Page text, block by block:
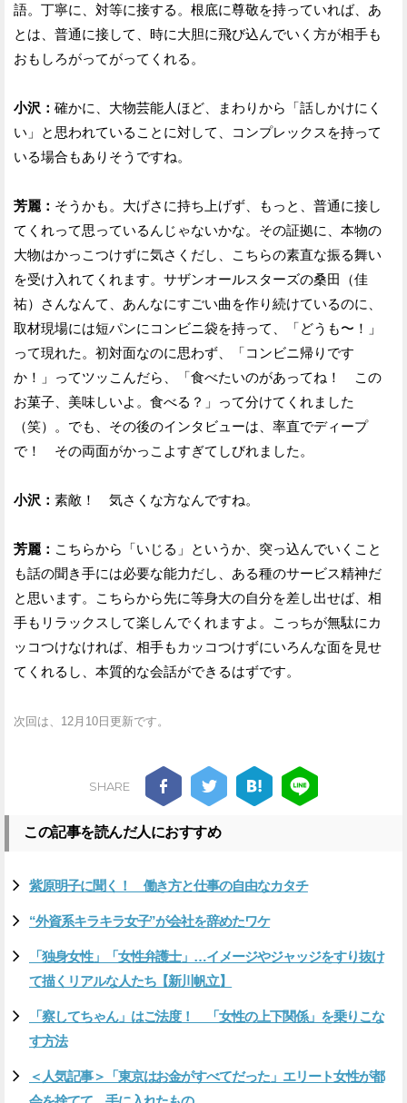
語。丁寧に、対等に接する。根底に尊敬を持っていれば、あ
とは、普通に接して、時に大胆に飛び込んでいく方が相手も
おもしろがってがってくれる。
小沢： 確かに、大物芸能人ほど、まわりから「話しかけにく
い」と思われていることに対して、コンプレックスを持って
いる場合もありそうですね。
芳麗： そうかも。大げさに持ち上げず、もっと、普通に接し
てくれって思っているんじゃないかな。その証拠に、本物の
大物はかっこつけずに気さくだし、こちらの素直な振る舞い
を受け入れてくれます。サザンオールスターズの桑田（佳
祐）さんなんて、あんなにすごい曲を作り続けているのに、
取材現場には短パンにコンビニ袋を持って、「どうも〜！」
って現れた。初対面なのに思わず、「コンビニ帰りです
か！」ってツッこんだら、「食べたいのがあってね！ この
お菓子、美味しいよ。食べる？」って分けてくれました
（笑）。でも、その後のインタビューは、率直でディープ
で！ その両面がかっこよすぎてしびれました。
小沢： 素敵！ 気さくな方なんですね。
芳麗： こちらから「いじる」というか、突っ込んでいくこと
も話の聞き手には必要な能力だし、ある種のサービス精神だ
と思います。こちらから先に等身大の自分を差し出せば、相
手もリラックスして楽しんでくれますよ。こっちが無駄にカ
ッコつけなければ、相手もカッコつけずにいろんな面を見せ
てくれるし、本質的な会話ができるはずです。
次回は、12月10日更新です。
SHARE
この記事を読んだ人におすすめ
紫原明子に聞く！ 働き方と仕事の自由なカタチ
“外資系キラキラ女子”が会社を辞めたワケ
「独身女性」「女性弁護士」…イメージやジャッジをすり抜け
て描くリアルな人たち【新川帆立】
「察してちゃん」はご法度！ 「女性の上下関係」を乗りこな
す方法
＜人気記事＞「東京はお金がすべてだった」エリート女性が都